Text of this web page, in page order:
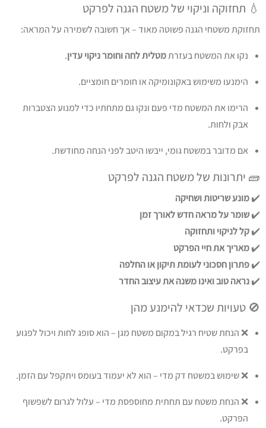
💧 תחזוקה וניקוי של משטח הגנה לפרקט
תחזוקת משטחי הגנה פשוטה מאוד – אך חשובה לשמירה על המראה:
נקו את המשטח בעזרתמטלית לחה וחומר ניקוי עדין.
הימנעו משימוש באקונומיקה או חומרים חומציים.
הרימו את המשטח מדי פעם ונקו גם מתחתיו כדי למנוע הצטברות
אבק ולחות.
אם מדובר במשטח גומי, ייבשו היטב לפני הנחה מחודשת.
🧱 יתרונות של משטח הגנה לפרקט
✔️מונע שריטות ושחיקה
✔️שומר על מראה חדש לאורך זמן
✔️קל לניקוי ותחזוקה
✔️מאריך את חיי הפרקט
✔️פתרון חסכוני לעומת תיקון או החלפה
✔️נראה טוב ואינו משנה את עיצוב החדר
🚫 טעויות שכדאי להימנע מהן
❌ הנחת שטיח רגיל במקום משטח מגן – הוא סופג לחות ויכול לפגוע
בפרקט.
❌ שימוש במשטח דק מדי – הוא לא יעמוד בעומס ויתקפל עם הזמן.
❌ הנחת משטח עם תחתית מחוספסת מדי – עלול לגרום לשפשוף
הפרקט.